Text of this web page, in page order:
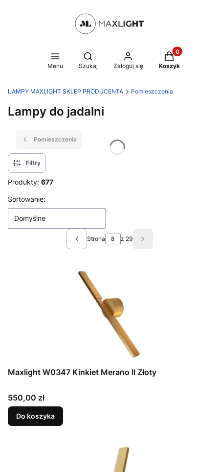
Menu
Otwórz wyszukiwarkę
Szukaj Zaloguj się
Produkty w
Koszyk
LAMPY MAXLIGHT SKLEP PRODUCENTA Pomieszczenia
Lampy do jadalni
Pomieszczenia
Filtry
Produkty: 677
Lista produktów
Sortowanie:
Domyślne
Poprzednie produkty
Strona z 29 Następne produkty
Maxlight W0347 Kinkiet Merano II Złoty
Cena
550,00 zł
Do koszyka